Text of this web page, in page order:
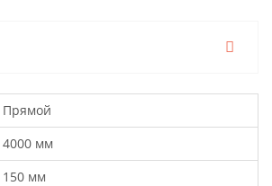
Прямой
4000 мм
150 мм